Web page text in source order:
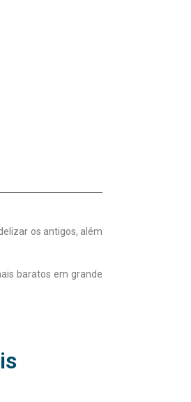
os antigos, além
baratos em grande